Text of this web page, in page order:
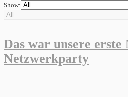
Show:
Das war unsere erste
Netzwerkparty